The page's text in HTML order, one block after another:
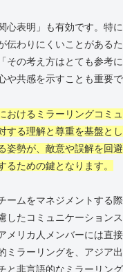
心表明」も有効です。特
伝わりにくいことがある
その考え方はとても参考に
や共感を示すことも重要で
おけるミラーリングコミ
する理解と尊重を基盤と
姿勢が、敵意や誤解を回
るための鍵となります。
ームをマネジメントする
したコミュニケーション
メリカ人メンバーには直
ミラーリングを、アジア
と非言語的なミラーリング